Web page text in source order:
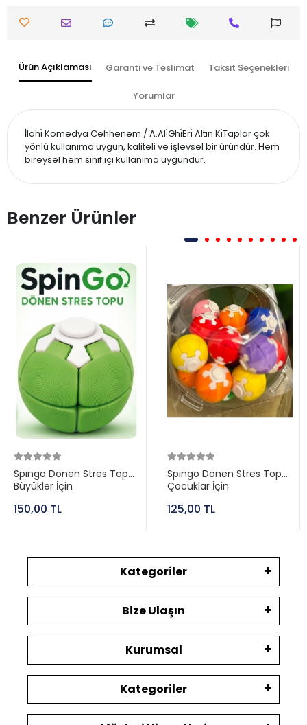
Ürün Açıklaması Garanti ve Teslimat Taksit Seçenekleri
Yorumlar
İlahi̇ Komedya Cehhenem / A.Ali̇Ghi̇Eri̇ Altın Ki̇Taplar çok
yönlü kullanıma uygun, kaliteli ve işlevsel bir üründür. Hem
bireysel hem sınıf içi kullanıma uygundur.
Benzer Ürünler
Spıngo Dönen Stres Topu
Büyükler İçin
150,00 TL
Spıngo Dönen Stres Topu
Çocuklar İçin
125,00 TL
Kategoriler
Bize Ulaşın
Kurumsal
Kategoriler